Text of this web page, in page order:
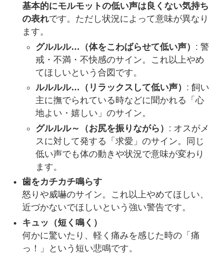
基本的にモルモットの低い声は良くない気持ち
の表れです。ただし状況によって意味が異なり
ます。
グルルル…（体をこわばらせて低い声） : 警
戒・不満・不快感のサイン。これ以上やめ
てほしいという合図です。
ルルルル…（リラックスして低い声） : 飼い
主に撫でられている時などに聞かれる「心
地よい・嬉しい」のサイン。
グルルル～（お尻を振りながら） : オスがメ
スに対して発する「求愛」のサイン。同じ
低い声でも体の動きや状況で意味が変わり
ます。
歯をカチカチ鳴らす
怒りや威嚇のサイン。これ以上やめてほしい、
近づかないでほしいという強い警告です。
キュッ（短く鳴く）
何かに驚いたり、軽く痛みを感じた時の「痛
っ！」という短い悲鳴です。